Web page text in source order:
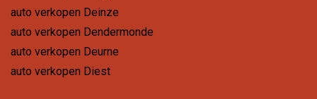
auto verkopen Deinze
auto verkopen Dendermonde
auto verkopen Deurne
auto verkopen Diest